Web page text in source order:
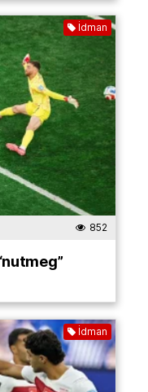
İdman
852
İdman